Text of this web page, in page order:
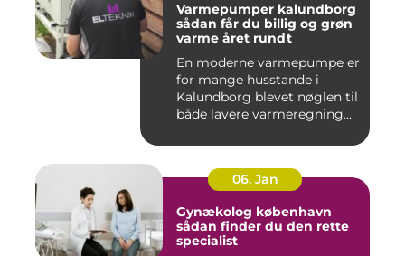
Varmepumper kalundborg
sådan får du billig og grøn
varme året rundt
En moderne varmepumpe er
for mange husstande i
Kalundborg blevet nøglen til
både lavere varmeregning...
06. Jan
Gynækolog københavn
sådan finder du den rette
specialist